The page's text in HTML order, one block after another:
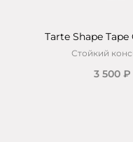
Tarte Shape Tape
Стойкий
3 500 ₽